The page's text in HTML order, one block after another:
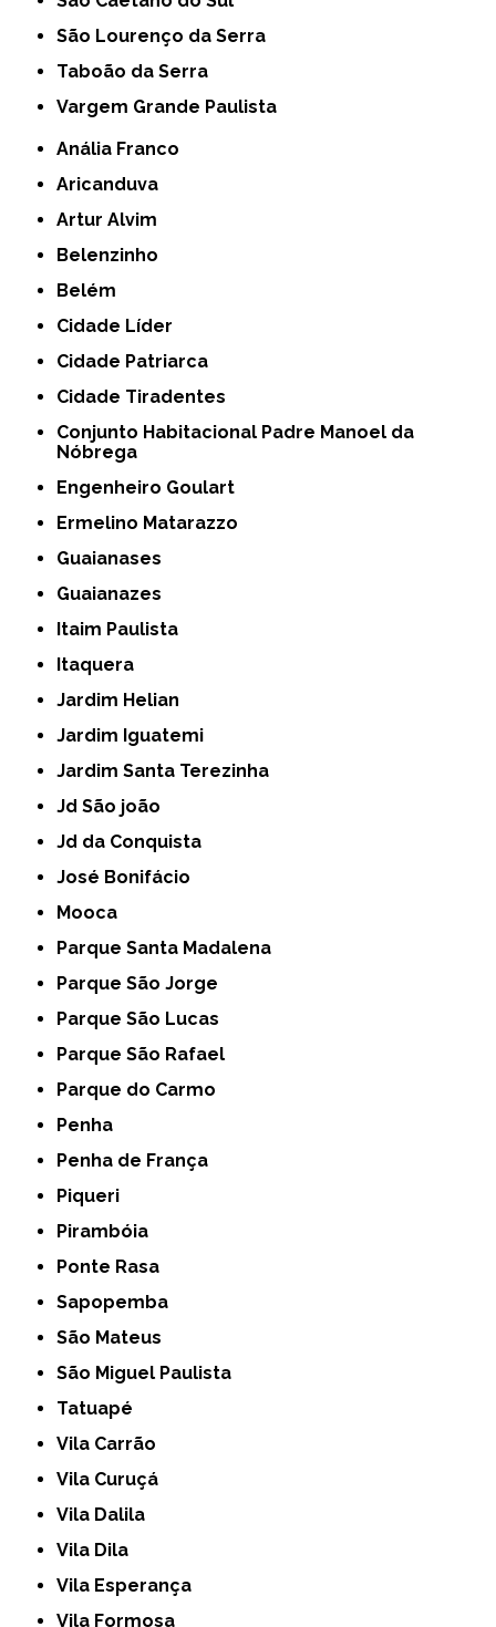
São Lourenço da Serra
Taboão da Serra
Vargem Grande Paulista
Anália Franco
Aricanduva
Artur Alvim
Belenzinho
Belém
Cidade Líder
Cidade Patriarca
Cidade Tiradentes
Conjunto Habitacional Padre Manoel da
Nóbrega
Engenheiro Goulart
Ermelino Matarazzo
Guaianases
Guaianazes
Itaim Paulista
Itaquera
Jardim Helian
Jardim Iguatemi
Jardim Santa Terezinha
Jd São joão
Jd da Conquista
José Bonifácio
Mooca
Parque Santa Madalena
Parque São Jorge
Parque São Lucas
Parque São Rafael
Parque do Carmo
Penha
Penha de França
Piqueri
Pirambóia
Ponte Rasa
Sapopemba
São Mateus
São Miguel Paulista
Tatuapé
Vila Carrão
Vila Curuçá
Vila Dalila
Vila Dila
Vila Esperança
Vila Formosa